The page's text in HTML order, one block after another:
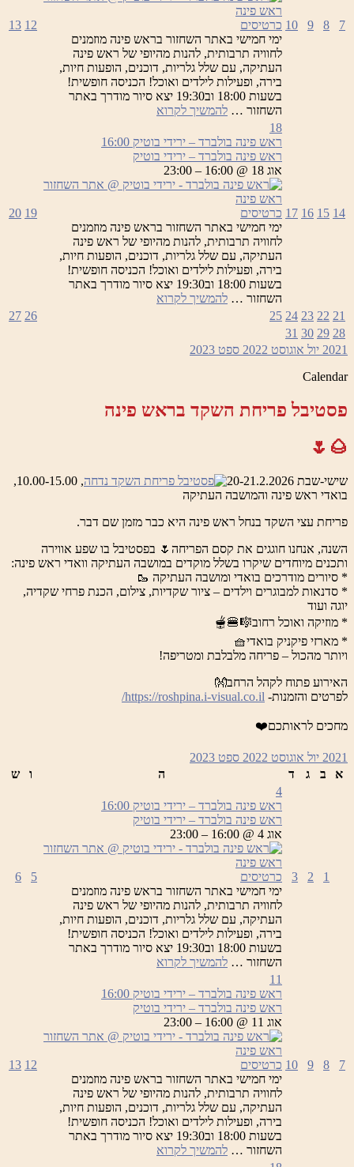
7
8
9
10 כרטיסים
ימי חמישי באתר השחזור בראש פינה מוזמנים
לחוויה תרבותית, להנות מהיופי של ראש פינה
העתיקה, עם שלל גלריות, דוכנים, הופעות חיות,
בירה, ופעילות לילדים ואוכל! הכניסה חופשית!
בשעות 18:00 וב19:30 יצא סיור מודרך באתר
השחזור … להמשיך לקרוא
בולברד
–
ירידי
בוטיק
12
13
14
15
16
17
18
ראש פינה בולברד – ירידי בוטיק 16:00
ראש פינה בולברד – ירידי בוטיק
אוג 18 @ 16:00 – 23:00
כרטיסים
ימי חמישי באתר השחזור בראש פינה מוזמנים
לחוויה תרבותית, להנות מהיופי של ראש פינה
העתיקה, עם שלל גלריות, דוכנים, הופעות חיות,
בירה, ופעילות לילדים ואוכל! הכניסה חופשית!
בשעות 18:00 וב19:30 יצא סיור מודרך באתר
השחזור … להמשיך לקרוא
19
20
21
22
23
24
25
26
27
28
29
30
31
2021 יול אוגוסט 2022 ספט 2023
Calendar
פסטיבל פריחת השקד בראש פינה
🌰🌷
שישי-שבת 20-21.2.2026
, 10.00-15.00,
בואדי ראש פינה והמושבה העתיקה
פריחת עצי השקד בנחל ראש פינה היא כבר מזמן שם דבר.
השנה, אנחנו חוגגים את קסם הפריחה🌷 בפסטיבל בו שפע אווירה
ותכנים מיוחדים שיקרו בשלל מוקדים במושבה העתיקה וואדי ראש פינה:
* סיורים מודרכים בואדי ומושבה העתיקה 🥾
* סדנאות למבוגרים וילדים – ציור שקדיות, צילום, הכנת פרחי שקדיה,
יוגה ועוד
* מוזיקה ואוכל רחוב🎼🍔🫕
* מארזי פיקניק בואדי🧺
ויותר מהכול – פריחה מלבלבת ומטריפה!
האירוע פתוח לקהל הרחב👐
לפרטים והזמנות- https://roshpina.i-visual.co.il/
מחכים לראותכם❤️
2021 יול אוגוסט 2022 ספט 2023
א
ב ג ד ה ו ש
1
2
3
4
ראש פינה בולברד – ירידי בוטיק 16:00
ראש פינה בולברד – ירידי בוטיק
אוג 4 @ 16:00 – 23:00
כרטיסים
ימי חמישי באתר השחזור בראש פינה מוזמנים
לחוויה תרבותית, להנות מהיופי של ראש פינה
העתיקה, עם שלל גלריות, דוכנים, הופעות חיות,
בירה, ופעילות לילדים ואוכל! הכניסה חופשית!
בשעות 18:00 וב19:30 יצא סיור מודרך באתר
השחזור … להמשיך לקרוא
בולברד
–
ירידי
בוטיק
5
6
7
8
9
10
11
ראש פינה בולברד – ירידי בוטיק 16:00
ראש פינה בולברד – ירידי בוטיק
אוג 11 @ 16:00 – 23:00
כרטיסים
ימי חמישי באתר השחזור בראש פינה מוזמנים
לחוויה תרבותית, להנות מהיופי של ראש פינה
העתיקה, עם שלל גלריות, דוכנים, הופעות חיות,
בירה, ופעילות לילדים ואוכל! הכניסה חופשית!
בשעות 18:00 וב19:30 יצא סיור מודרך באתר
השחזור … להמשיך לקרוא
12
13